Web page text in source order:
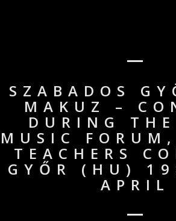
SZABADOS
MAKUZ –
DURING THE
MUSIC
TEACHERS
GYŐR (HU)
APRIL